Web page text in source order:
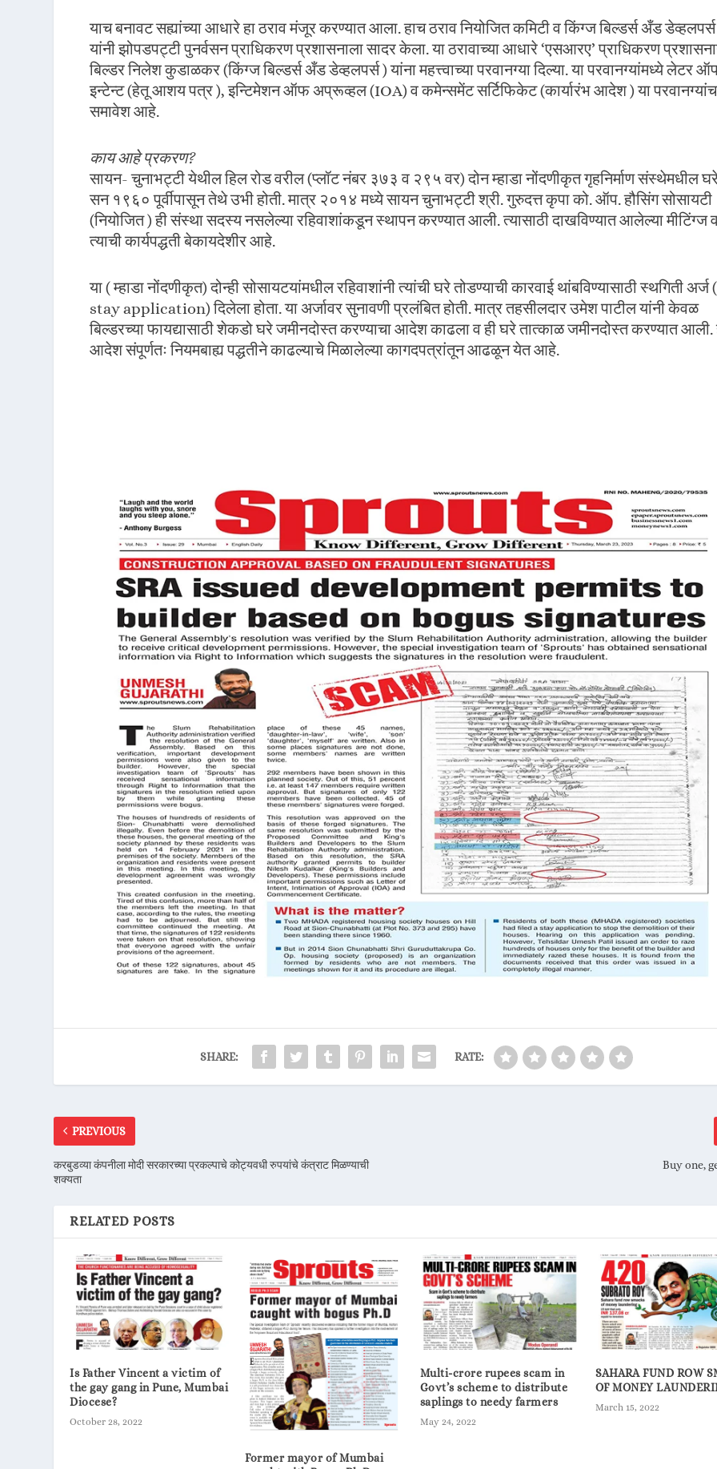
याच बनावट सह्यांच्या आधारे हा ठराव मंजूर करण्यात आला. हाच ठराव नियोजित कमिटी व किंग्ज बिल्डर्स अँड डेव्हलपर्स
यांनी झोपडपट्टी पुनर्वसन प्राधिकरण प्रशासनाला सादर केला. या ठरावाच्या आधारे ‘एसआरए’ प्राधिकरण
बिल्डर निलेश कुडाळकर (किंग्ज बिल्डर्स अँड डेव्हलपर्स ) यांना महत्त्वाच्या परवानग्या दिल्या. या परवानग्यांमध्ये लेटर
इन्टेन्ट (हेतू आशय पत्र ), इन्टिमेशन ऑफ अप्रूव्हल (IOA) व कमेन्समेंट सर्टिफिकेट (कार्यारंभ आदेश ) या
समावेश आहे.
काय आहे प्रकरण?
सायन- चुनाभट्टी येथील हिल रोड वरील (प्लॉट नंबर ३७३ व २९५ वर) दोन म्हाडा नोंदणीकृत गृहनिर्माण संस्थेमधील
सन १९६० पूर्वीपासून तेथे उभी होती. मात्र २०१४ मध्ये सायन चुनाभट्टी श्री. गुरुदत्त कृपा को. ऑप. हौसिंग सोसायटी
(नियोजित ) ही संस्था सदस्य नसलेल्या रहिवाशांकडून स्थापन करण्यात आली. त्यासाठी दाखविण्यात आलेल्या मीटिंग्ज
त्याची कार्यपद्धती बेकायदेशीर आहे.
या ( म्हाडा नोंदणीकृत) दोन्ही सोसायटयांमधील रहिवाशांनी त्यांची घरे तोडण्याची कारवाई थांबविण्यासाठी स्थगिती अर्ज (
stay application) दिलेला होता. या अर्जावर सुनावणी प्रलंबित होती. मात्र तहसीलदार उमेश पाटील यांनी केवळ
बिल्डरच्या फायद्यासाठी शेकडो घरे जमीनदोस्त करण्याचा आदेश काढला व ही घरे तात्काळ जमीनदोस्त करण्यात आली.
आदेश संपूर्णतः नियमबाह्य पद्धतीने काढल्याचे मिळालेल्या कागदपत्रांतून आढळून येत आहे.
SHARE: RATE:
PREVIOUS
करबुडव्या कंपनीला मोदी सरकारच्या प्रकल्पाचे कोट्यवधी रुपयांचे कंत्राट मिळण्याची
शक्यता
Buy one,
RELATED POSTS
Is Father Vincent a victim of
the gay gang in Pune, Mumbai
Diocese?
October 28, 2022
Former mayor of Mumbai
Multi-crore rupees scam in
Govt’s scheme to distribute
saplings to needy farmers
May 24, 2022
SAHARA FUND ROW
OF MONEY
March 15, 2022